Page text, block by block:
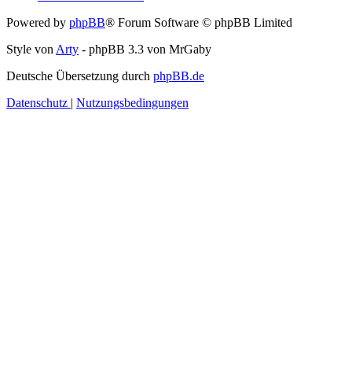
Powered by phpBB® Forum Software © phpBB Limited
Style vonArty - phpBB 3.3 von MrGaby
Deutsche Übersetzung durch phpBB.de
Datenschutz | Nutzungsbedingungen